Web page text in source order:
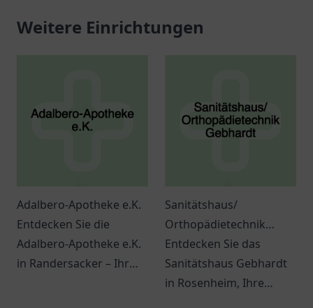
Weitere Einrichtungen
Adalbero-Apotheke e.K.
Entdecken Sie die
Adalbero-Apotheke e.K.
in Randersacker – Ihr
Sanitätshaus/
Orthopädietechnik
Gebhardt
Entdecken Sie das
Sanitätshaus Gebhardt
in Rosenheim, Ihre